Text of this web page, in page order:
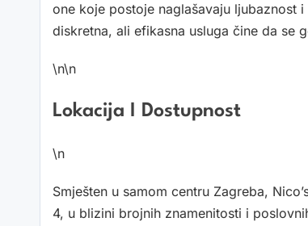
one koje postoje naglašavaju ljubaznost
diskretna, ali efikasna usluga čine da se
\n\n
Lokacija I Dostupnost
\n
Smješten u samom centru Zagreba,
4, u blizini brojnih znamenitosti i